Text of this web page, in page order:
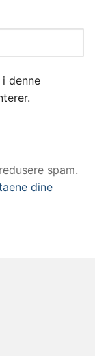
denne
spam.
dine